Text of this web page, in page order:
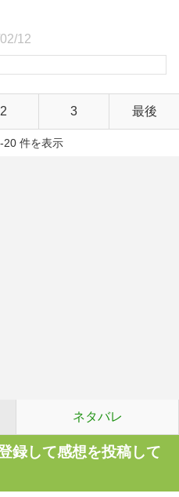
12
2 3 最後
20 件を表示
ネタバレ
録して感想を投稿して